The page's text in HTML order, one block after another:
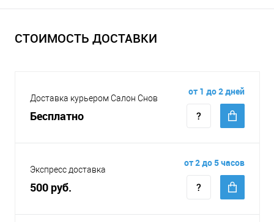
СТОИМОСТЬ ДОСТАВКИ
Доставка курьером Салон Снов
Бесплатно
от 1 до 2 дней
Экспресс доставка
500 руб.
от 2 до 5 часов